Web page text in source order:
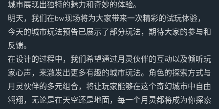
城市展现出独特的魅力和奇妙的体验。
明天，我们在bw现场将为大家带来一次精彩的试玩体验，
今天的城市玩法预告已展示了部分玩法，期待大家的参与和
反馈。
在设计的过程中，我们希望通过月灵伙伴的互动以及倾听玩
家心声，来激发出更多有趣的城市玩法。角色的探索方式与
月灵伙伴的多元组合，将让玩家能够在这个奇幻城市中自由
翱翔，无论是在天空还是地面，每一个月灵都将成为你探索